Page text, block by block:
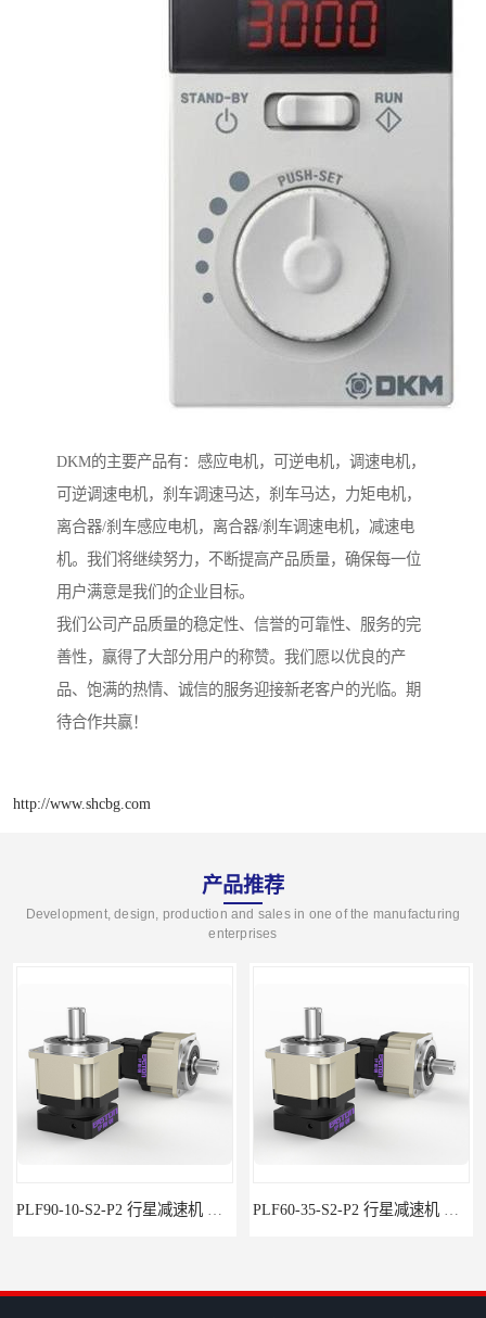
DKM的主要产品有：感应电机，可逆电机，调速电机，
可逆调速电机，刹车调速马达，刹车马达，力矩电机，
离合器/刹车感应电机，离合器/刹车调速电机，减速电
机。我们将继续努力，不断提高产品质量，确保每一位
用户满意是我们的企业目标。
我们公司产品质量的稳定性、信誉的可靠性、服务的完
善性，赢得了大部分用户的称赞。我们愿以优良的产
品、饱满的热情、诚信的服务迎接新老客户的光临。期
待合作共赢！
http://www.shcbg.com
产品推荐
Development, design, production and sales in one of the manufacturing
enterprises
PLF90-10-S2-P2 行星减速机 伺服减速机 步进减速机 PLF60-35-S2-P2 行星减速机 伺服减速机 步进减速机